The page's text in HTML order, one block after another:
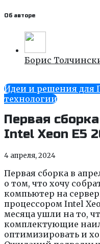
Об авторе
Борис
Идеи и решения для
технологии
Первая
Intel Xeon E5
4 апреля, 2024
Первая сборка в
о том, что хочу
компьютер на
процессором Intel
месяца ушли на то,
комплектующие
оптимизировать и